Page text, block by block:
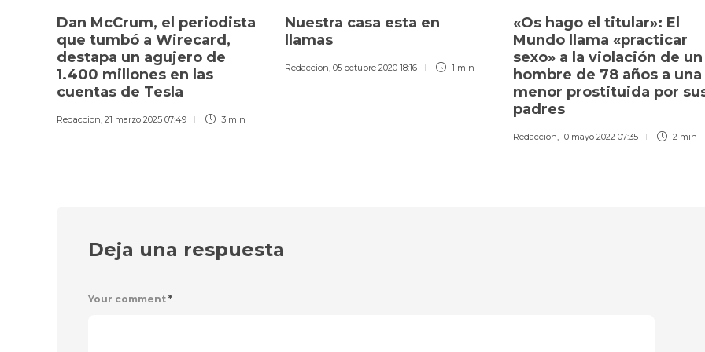
Dan McCrum, el periodista
que tumbó a Wirecard,
destapa un agujero de
1.400 millones en las
cuentas de Tesla
Redaccion 21 marzo 2025 07:49 3 min
Nuestra casa esta en
llamas
Redaccion 05 octubre 2020 18:16 1 min
«Os hago el titular»: El
Mundo llama «practicar
sexo» a la violación de un
hombre de 78 años a una
menor prostituida por
padres
Redaccion 10 mayo 2022 07:35 2 min
Deja una respuesta
Your comment *